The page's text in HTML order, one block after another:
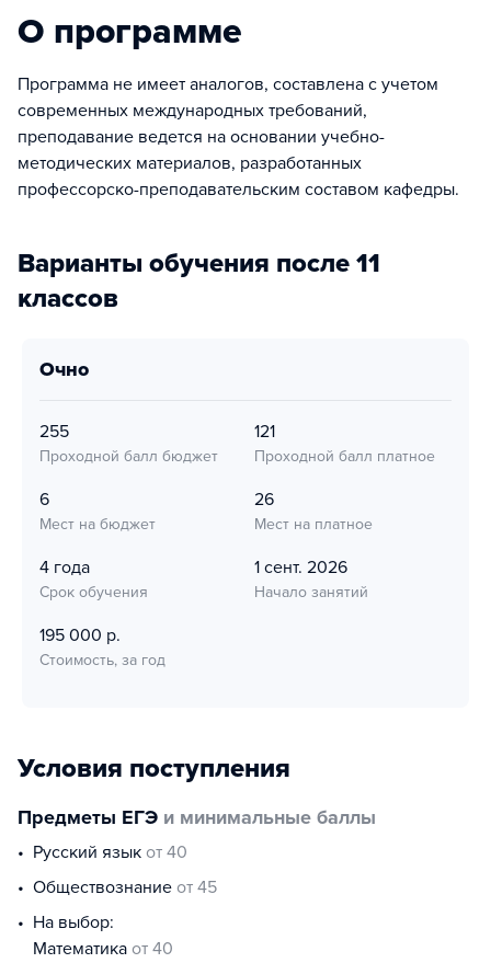
О программе
Программа не имеет аналогов, составлена с учетом
современных международных требований,
преподавание ведется на основании учебно-
методических материалов, разработанных
профессорско-преподавательским составом кафедры.
Варианты обучения после 11
классов
очно
255
Проходной балл бюджет
121
Проходной балл платное
6
Мест на бюджет
26
Мест на платное
4 года
Срок обучения
1 сент. 2026
Начало занятий
195 000 р.
Стоимость, за год
Условия поступления
Предметы ЕГЭ и минимальные баллы
русский язык от 40
обществознание от 45
На выбор:
математика от 40